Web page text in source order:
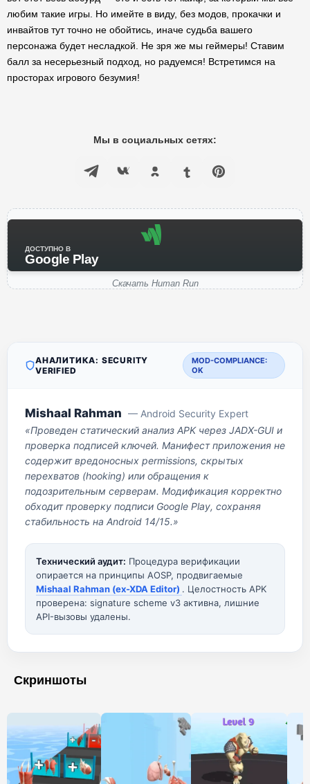
любим такие игры. Но имейте в виду, без модов, прокачки и
инвайтов тут точно не обойтись, иначе судьба вашего
персонажа будет несладкой. Не зря же мы геймеры! Ставим
балл за несерьезный подход, но радуемся! Встретимся на
просторах игрового безумия!
Мы в социальных сетях:
ДОСТУПНО В
Google Play
Скачать Human Run
АНАЛИТИКА: SECURITY
VERIFIED
MOD-COMPLIANCE:
OK
Mishaal Rahman — Android Security Expert
«Проведен статический анализ APK через JADX-GUI и
проверка подписей ключей. Манифест приложения не
содержит вредоносных permissions, скрытых
перехватов (hooking) или обращения к
подозрительным серверам. Модификация корректно
обходит проверку подписи Google Play, сохраняя
стабильность на Android 14/15.»
Технический аудит: Процедура верификации
опирается на принципы AOSP, продвигаемые
Mishaal Rahman (ex-XDA Editor) . Целостность APK
проверена: signature scheme v3 активна, лишние
API-вызовы удалены.
Скриншоты